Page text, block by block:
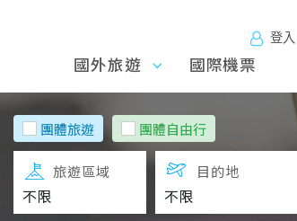
登
國外旅
遊
國外旅遊 國際機票
團體旅遊 團體自由行
旅遊區域 目的地